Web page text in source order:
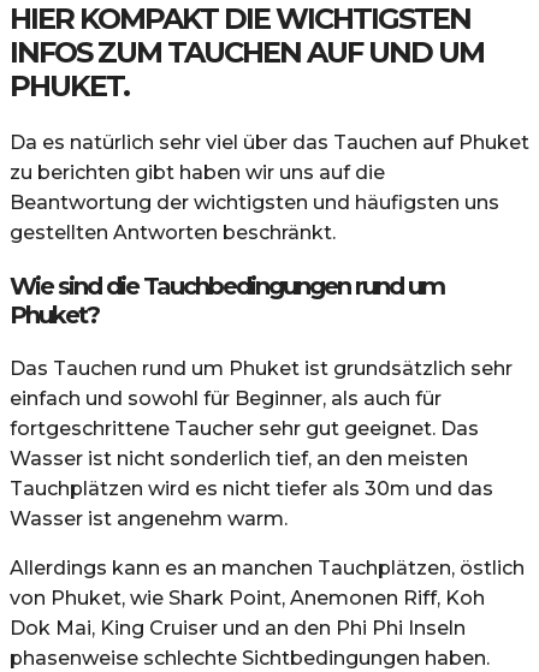
HIER KOMPAKT DIE WICHTIGSTEN
INFOS ZUM TAUCHEN AUF UND UM
PHUKET.
Da es natürlich sehr viel über das Tauchen auf Phuket
zu berichten gibt haben wir uns auf die
Beantwortung der wichtigsten und häufigsten uns
gestellten Antworten beschränkt.
Wie sind die Tauchbedingungen rund um
Phuket?
Das Tauchen rund um Phuket ist grundsätzlich sehr
einfach und sowohl für Beginner, als auch für
fortgeschrittene Taucher sehr gut geeignet. Das
Wasser ist nicht sonderlich tief, an den meisten
Tauchplätzen wird es nicht tiefer als 30m und das
Wasser ist angenehm warm.
Allerdings kann es an manchen Tauchplätzen, östlich
von Phuket, wie Shark Point, Anemonen Riff, Koh
Dok Mai, King Cruiser und an den Phi Phi Inseln
phasenweise schlechte Sichtbedingungen haben.